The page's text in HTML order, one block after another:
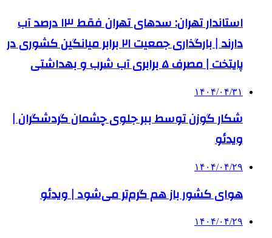
استاندار تهران: سدهای تهران فقط ۱۳ درصد آب
دارند | بارگذاری جمعیت ۲۱ برابر میانگین کشوری در
پایتخت | مصرف ۵ برابری آب شرب و بهداشتی
۱۴۰۴/۰۴/۳۱
شکار گوزن توسط ببر جلوی چشمان گردشگران |
ویدئو
۱۴۰۴/۰۴/۲۹
هوای کشور باز هم گرم‌تر می‌شود | ویدئو
۱۴۰۴/۰۴/۲۹